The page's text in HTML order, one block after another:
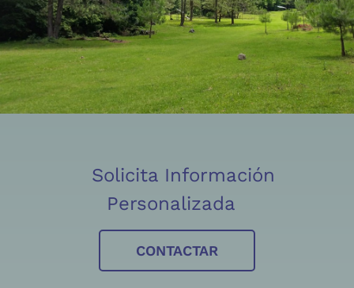
Solicita Información
Personalizada
CONTACTAR